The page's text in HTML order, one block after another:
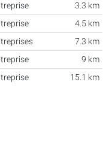
3.3 km
4.5 km
7.3 km
9 km
15.1 km